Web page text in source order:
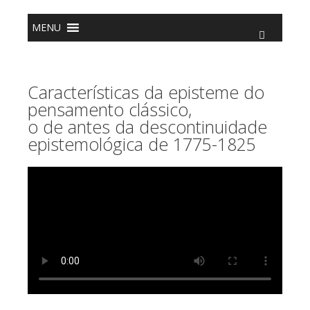
conteúdo
MENU
Características da episteme do
pensamento clássico,
o de antes da descontinuidade
epistemológica de 1775-1825